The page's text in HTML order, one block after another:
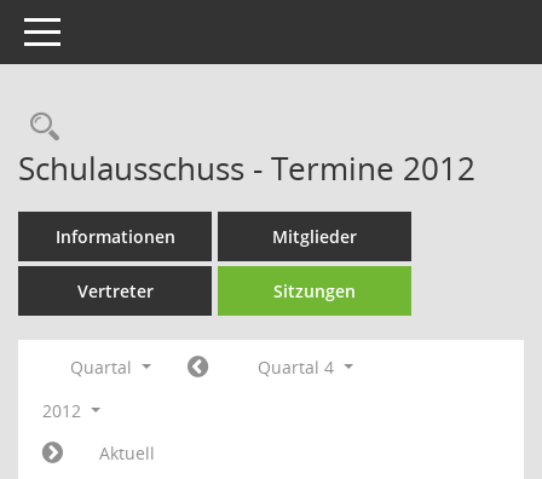
Toggle navigation
Rechercheauswahl
Schulausschuss - Termine 2012
Informationen Mitglieder
Vertreter Sitzungen
Quartal
Quartal 4
2012
Aktuell